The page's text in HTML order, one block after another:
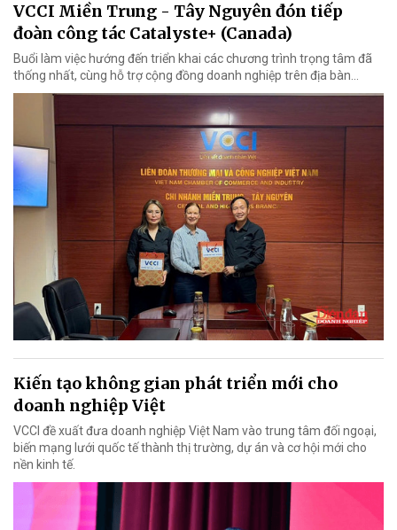
VCCI Miền Trung - Tây Nguyên đón tiếp
đoàn công tác Catalyste+ (Canada)
Buổi làm việc hướng đến triển khai các chương trình trọng tâm đã
thống nhất, cùng hỗ trợ cộng đồng doanh nghiệp trên địa bàn...
Kiến tạo không gian phát triển mới cho
doanh nghiệp Việt
VCCI đề xuất đưa doanh nghiệp Việt Nam vào trung tâm đối ngoại,
biến mạng lưới quốc tế thành thị trường, dự án và cơ hội mới cho
nền kinh tế.